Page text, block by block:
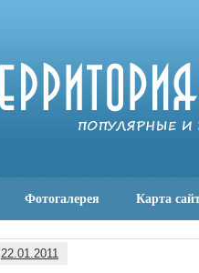
Фотогалерея Карта
22.01.2011